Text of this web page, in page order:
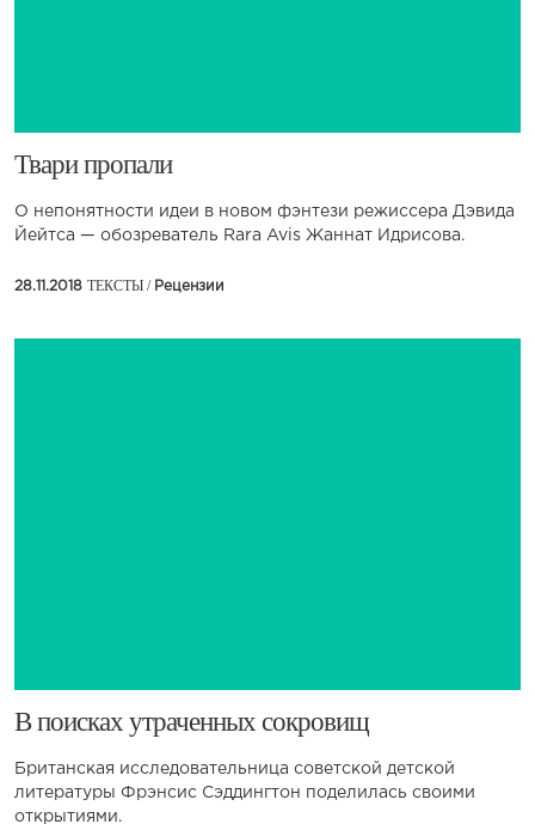
Твари пропали
О непонятности идеи в новом фэнтези режиссера Дэвида
Йейтса — обозреватель Rara Avis Жаннат Идрисова.
28.11.2018 ТЕКСТЫ / Рецензии
​В поисках утраченных сокровищ
Британская исследовательница советской детской
литературы Фрэнсис Сэддингтон поделилась своими
открытиями.